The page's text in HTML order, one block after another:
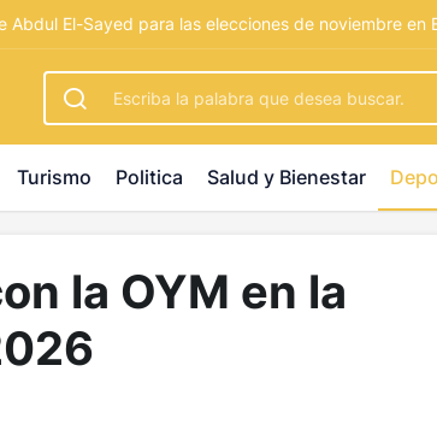
-palacebet1.com - kralbet yeni giriş
Abdul El-Sayed para las elecciones de noviembre en
Turismo Politica Salud y Bienestar
la OYM en la